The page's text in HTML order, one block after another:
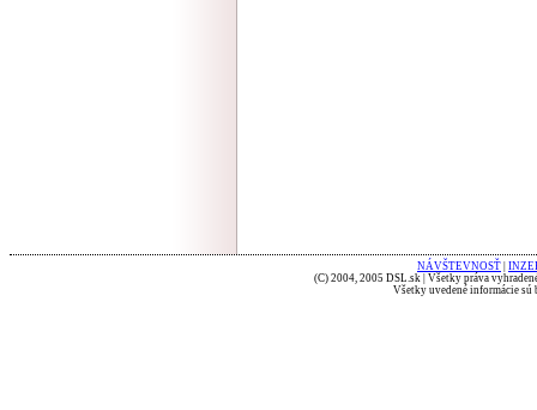
NÁVŠTEVNOSŤ
(C) 2004, 2005 DSL.sk | Všetky práva
Všetky uvedené informácie sú